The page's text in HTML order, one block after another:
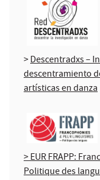
>Descentradxs –
descentramiento
artísticas en danza
> EUR FRAPP:
Politique des